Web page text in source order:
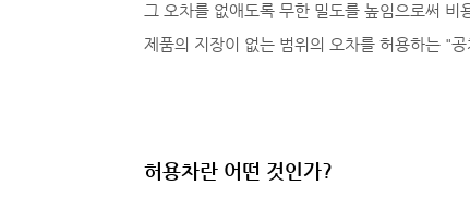
그 오차를 없애도록 무한 밀도를 높임으로써 비
제품의 지장이 없는 범위의 오차를 허용하는 "
허용차란 어떤 것인가?